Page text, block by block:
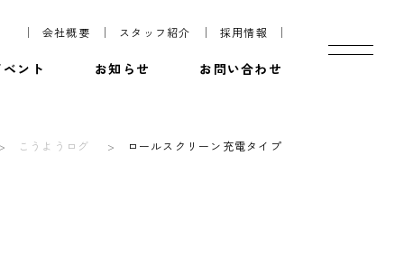
会社概要 スタッフ紹介 採用情報
ント お知らせ お問い合わせ
こうようログ ロールスクリーン充電タイプ